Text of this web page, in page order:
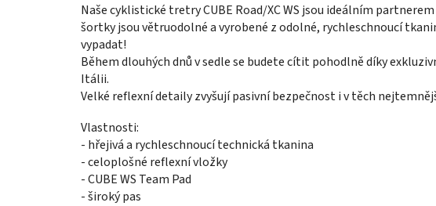
Naše cyklistické tretry CUBE Road/XC WS jsou ideálním
šortky jsou větruodolné a vyrobené z odolné, rychleschnoucí
vypadat!
Během dlouhých dnů v sedle se budete cítit pohodlně díky
Itálii.
Velké reflexní detaily zvyšují pasivní bezpečnost i v těch
Vlastnosti:
- hřejivá a rychleschnoucí technická tkanina
- celoplošné reflexní vložky
- CUBE WS Team Pad
- široký pas